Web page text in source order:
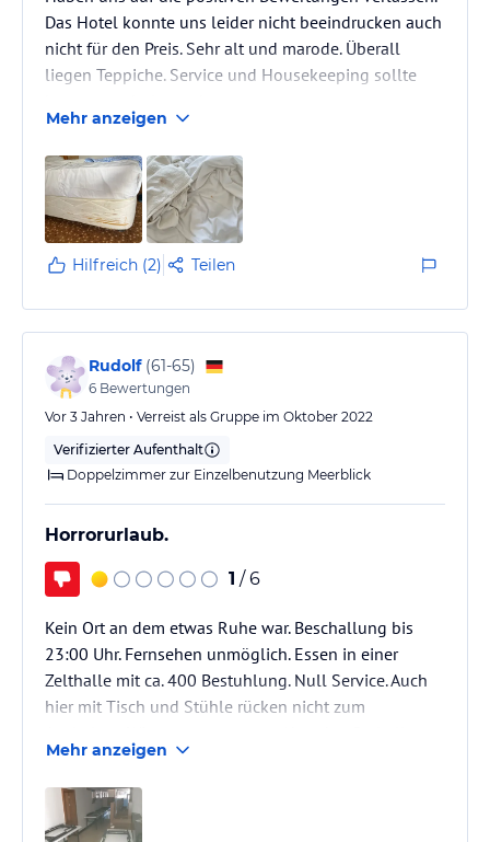
Das Hotel konnte uns leider nicht beeindrucken auch
nicht für den Preis. Sehr alt und marode. Überall
liegen Teppiche. Service und Housekeeping sollte
Mehr anzeigen
Hilfreich (2) Teilen
Rudolf (61-65)
6 Bewertungen
Vor 3 Jahren • Verreist als Gruppe im Oktober 2022
Verifizierter Aufenthalt
Doppelzimmer zur Einzelbenutzung Meerblick
Horrorurlaub.
1 / 6
Kein Ort an dem etwas Ruhe war. Beschallung bis
23:00 Uhr. Fernsehen unmöglich. Essen in einer
Zelthalle mit ca. 400 Bestuhlung. Null Service. Auch
hier mit Tisch und Stühle rücken nicht zum
essen zu gehen. Im Hotel nur Aushilfen. Keine
ausgebildeten Mitarbeiter.
Mehr anzeigen